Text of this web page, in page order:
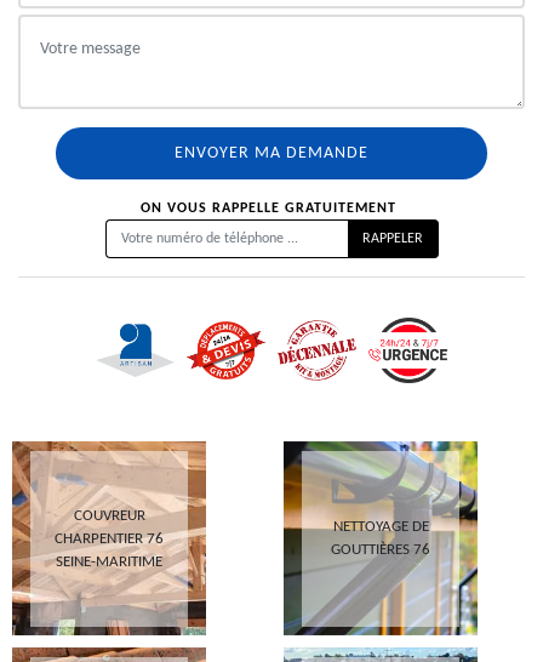
ON VOUS RAPPELLE GRATUITEMENT
COUVREUR
CHARPENTIER 76
SEINE-MARITIME
NETTOYAGE DE
GOUTTIÈRES 76